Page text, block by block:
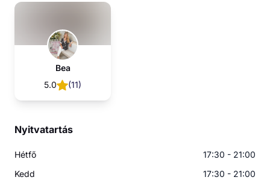
Bea
5.0
(11)
Nyitvatartás
Hétfő
17:30 - 21:00
Kedd
17:30 - 21:00